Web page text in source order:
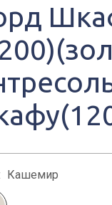
Кашемир